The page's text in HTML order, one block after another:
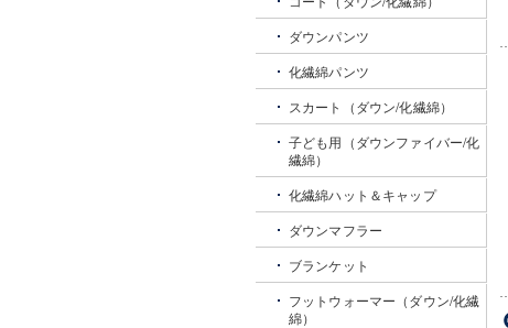
ダウンパンツ
化繊綿パンツ
スカート（ダウン/化繊綿）
子ども用（ダウンファイバー/化
繊綿）
化繊綿ハット＆キャップ
ダウンマフラー
ブランケット
フットウォーマー（ダウン/化繊
綿）